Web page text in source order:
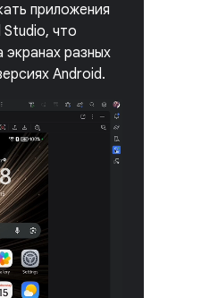
приложения
Studio, что
разных
Android.